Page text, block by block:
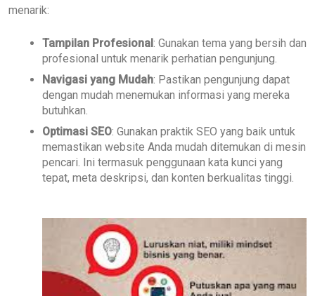
menarik:
Tampilan Profesional: Gunakan tema yang bersih dan
profesional untuk menarik perhatian pengunjung.
Navigasi yang Mudah: Pastikan pengunjung dapat
dengan mudah menemukan informasi yang mereka
butuhkan.
Optimasi SEO: Gunakan praktik SEO yang baik untuk
memastikan website Anda mudah ditemukan di mesin
pencari. Ini termasuk penggunaan kata kunci yang
tepat, meta deskripsi, dan konten berkualitas tinggi.